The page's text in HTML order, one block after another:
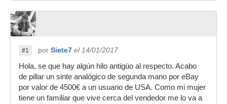
#1 por Siete7 el 14/01/2017
Hola, se que hay algún hilo antigüo al respecto. Acabo
de pillar un sinte analógico de segunda mano por eBay
por valor de 4500€ a un usuario de USA. Como mi mujer
tiene un familiar que vive cerca del vendedor me lo va a